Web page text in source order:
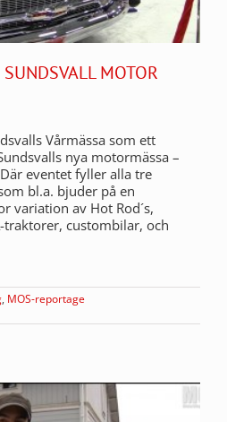
MOTOR
Vårmässa som ett
nya motormässa –
eventet fyller alla tre
bl.a. bjuder på en
variation av Hot Rod´s,
custombilar, och
, MOS-reportage